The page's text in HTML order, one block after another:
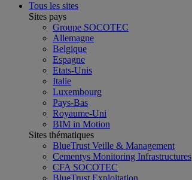
Tous les sites
Sites pays
Groupe SOCOTEC
Allemagne
Belgique
Espagne
Etats-Unis
Italie
Luxembourg
Pays-Bas
Royaume-Uni
BIM in Motion
Sites thématiques
BlueTrust Veille & Management
Cementys Monitoring Infrastructures
CFA SOCOTEC
BlueTrust Exploitation